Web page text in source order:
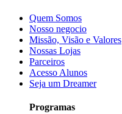
Quem Somos
Nosso negocio
Missão, Visão e Valores
Nossas Lojas
Parceiros
Acesso Alunos
Seja um Dreamer
Programas